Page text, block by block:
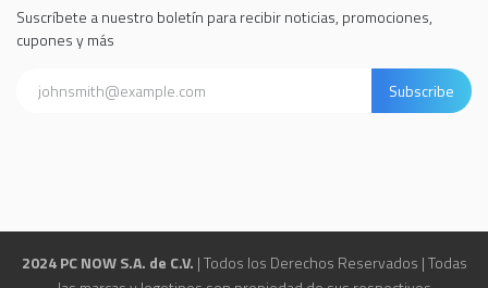
Suscríbete a nuestro boletín para recibir noticias, promociones,
cupones y más
Subscribe
2024 PC NOW S.A. de C.V. | Todos los Derechos Reservados | Todas